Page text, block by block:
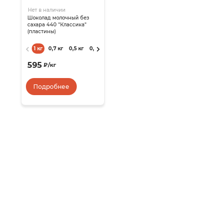
Нет в наличии
Шоколад молочный без
сахара 440 "Классика"
(пластины)
1 кг 0,7 кг 0,5 кг 0,45 кг
595 ₽/кг
Подробнее